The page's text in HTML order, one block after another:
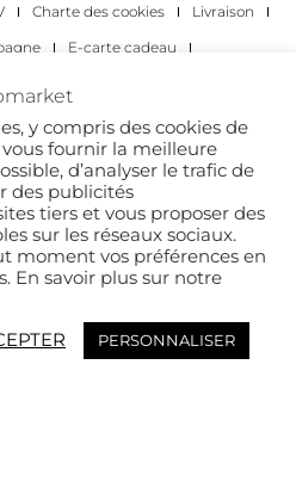
Charte des cookies
Livraison
E-carte cadeau
champagne
Pour les particuliers
entreprises
réservés. Champmarket.
y compris des cookies de
fournir la meilleure
d’analyser le trafic de
des publicités
tiers et vous proposer des
sur les réseaux sociaux.
moment vos préférences en
En savoir plus sur notre
PERSONNALISER